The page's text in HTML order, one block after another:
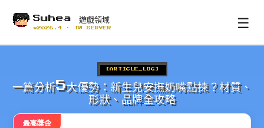
Suhea 遊戲領域
v2026.4 · TW SERVER ☰
[ARTICLE_LOG]
一篇分析5大優勢：新生兒安撫奶嘴點揀？材質、
形狀、品牌全攻略
最高獎金